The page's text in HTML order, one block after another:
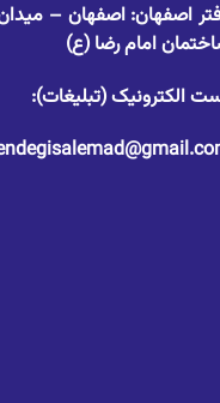
اصفهان: اصفهان –
امام رضا (ع)
الکترونیک (تبلیغات):